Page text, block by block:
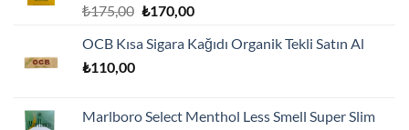
5 üzerinden
oy
aldı
₺175,00 Orijinal
₺175,00.
₺170,00Şu
fiyat:
OCB Kısa Sigara Kağıdı Organik Tekli Satın Al
₺110,00
Marlboro Select Menthol Less Smell Super Slim